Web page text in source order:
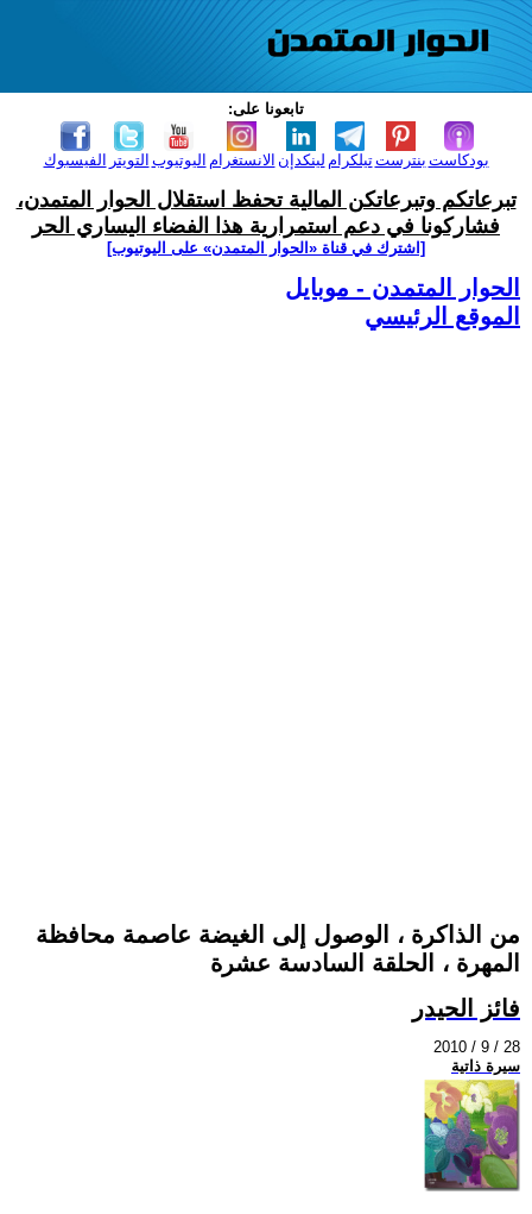
تابعونا على:
الفيسبوك التويتر اليوتيوب الانستغرام لينكدإن تيلكرامبنترست بودكاست
تبرعاتكم وتبرعاتكن المالية تحفظ استقلال الحوار المتمدن،
فشاركونا في دعم استمرارية هذا الفضاء اليساري الحر
[اشترك في قناة ‫«الحوار المتمدن» على اليوتيوب]
الحوار المتمدن - موبايل
الموقع الرئيسي
من الذاكرة ، الوصول إلى الغيضة عاصمة محافظة
المهرة ، الحلقة السادسة عشرة
فائز الحيدر
2010 / 9 / 28
سيرة ذاتية